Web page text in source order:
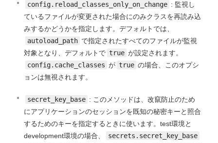
config.reload_classes_only_on_change : 監視し
ているファイルが変更された場合にのみクラスを再読み込
みするかどうかを指定します。デフォルトでは、
autoload_path で指定されたすべてのファイルが監視
対象となり、デフォルトで true が設定されます。
config.cache_classes が true の場合、このオプシ
ョンは無視されます。
secret_key_base : このメソッドは、改竄防止のため
にアプリケーションのセッションを既知の秘密キーと照合
するためのキーを指定するときに使います。test環境と
development環境の場合、
secrets.secret_key_base